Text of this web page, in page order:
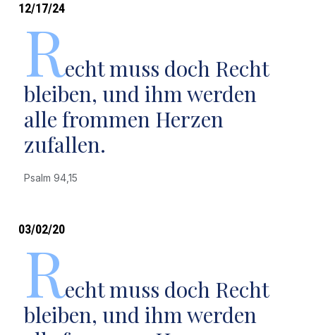
12/17/24
Recht muss doch Recht
bleiben, und ihm werden
alle frommen Herzen
zufallen.
Psalm 94,15
03/02/20
Recht muss doch Recht
bleiben, und ihm werden